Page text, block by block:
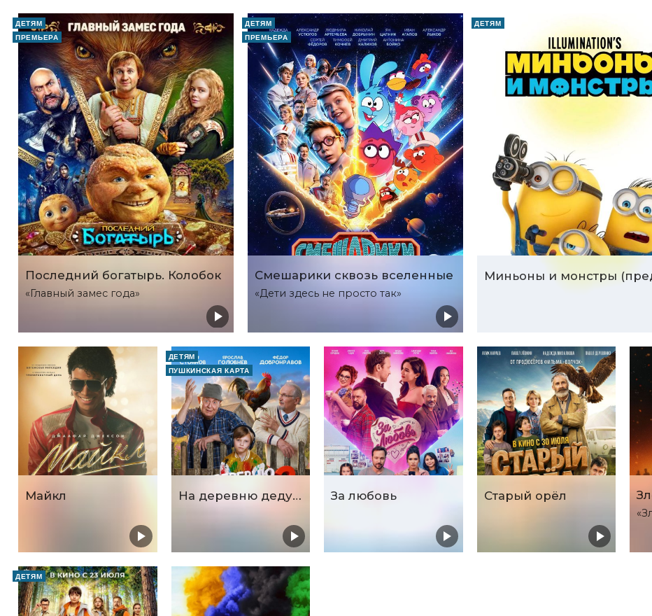
ДЕТЯМ
ПРЕМЬЕРА
Последний богатырь. Колобок
«Главный замес года»
ДЕТЯМ
ПРЕМЬЕРА
Смешарики сквозь вселенные
«Дети здесь не просто так»
ДЕТЯМ
Майкл
ДЕТЯМ
ПУШКИНСКАЯ КАРТА
На деревню дедушке 2 За любовь Старый орёл
ДЕТЯМ